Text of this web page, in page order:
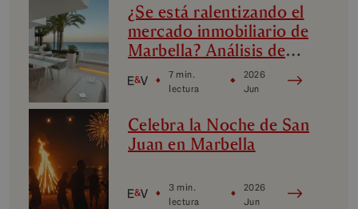
¿Se está ralentizando el
mercado inmobiliario de
Marbella? Análisis de
los micromercados de
lujo de Marbella
7 min.
lectura
2026
Jun
Celebra la Noche de San
Juan en Marbella
3 min.
lectura
2026
Jun